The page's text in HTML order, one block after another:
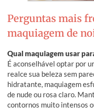
Perguntas mais
maquiagem de
Qual maquiagem usar
É aconselhável optar por
realce sua beleza sem
hidratante, maquiagem
de nude ou rosa claro.
contornos muito intensos